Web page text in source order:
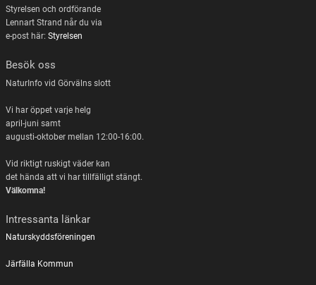
Styrelsen och ordförande
Lennart Strand når du via
e-post här: Styrelsen
Besök oss
NaturInfo vid Görvälns slott
Vi har öppet varje helg
april-juni samt
augusti-oktober mellan 12:00-16:00.
Vid riktigt ruskigt väder kan
det hända att vi har tillfälligt stängt.
Välkomna!
Intressanta länkar
Naturskyddsföreningen
Järfälla Kommun